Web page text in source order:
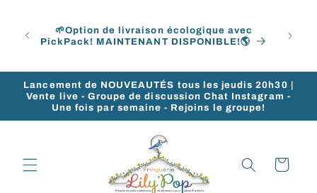
au
contenu
🌱Option de livraison écologique avec
PickPack! MAINTENANT DISPONIBLE!🌎
Lancement de NOUVEAUTÉS tous les jeudis 20h30 |
Vente live - Groupe de discussion Chat Instagram -
Une fois par semaine - Rejoins le groupe!
Panier